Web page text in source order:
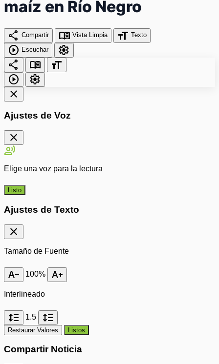
maíz en Río Negro
share Compartir menu_book Vista Limpia format_size Texto
play_circle Escuchar
settings
share
menu_book
format_size
play_circle
settings
close
Ajustes de Voz
close
record_voice_over
Elige una voz para la lectura
Listo
Ajustes de Texto
close
Tamaño de Fuente
text_decrease 100% text_increase
Interlineado
format_line_spacing 1.5 format_line_spacing
Restaurar Valores Listos
Compartir Noticia